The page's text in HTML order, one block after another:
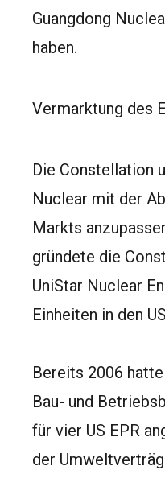
Guangdong
haben.
Vermarktung des
Die Constellation
Nuclear mit der
Markts
gründete die
UniStar Nuclear
Einheiten in den
Bereits 2006
Bau- und
für vier US EPR
der